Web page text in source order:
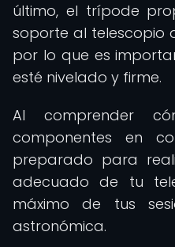
último, el trípode
soporte al telescopio
por lo que es
esté nivelado y firme.
Al comprender
componentes en
preparado para
adecuado de tu
máximo de tus
astronómica.